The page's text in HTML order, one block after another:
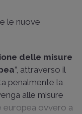
le nuove
delle misure
”, attraverso il
penalmente la
alle misure
europea ovvero a